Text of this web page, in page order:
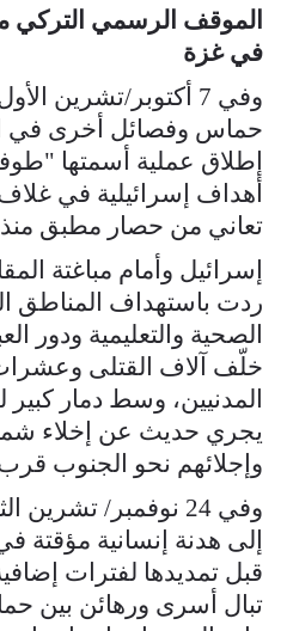
الموقف الرسمي التركي
في غزة
حماس وفصائل أخرى في
إطلاق عملية أسمتها
أهداف إسرائيلية في
تعاني من حصار مطبق
إسرائيل وأمام مباغتة
ردت باستهداف المناطق
الصحية والتعليمية ودور
خلّف آلاف القتلى
المدنيين، وسط دمار كبير
يجري حديث عن إخلاء
وإجلائهم نحو الجنوب
قبل تمديدها لفترات
تبال أسرى ورهائن بين